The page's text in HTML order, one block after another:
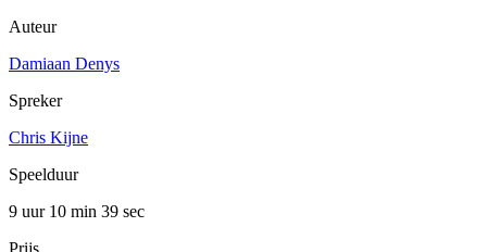
Auteur
Damiaan Denys
Spreker
Chris Kijne
Speelduur
9 uur 10 min 39 sec
Prijs